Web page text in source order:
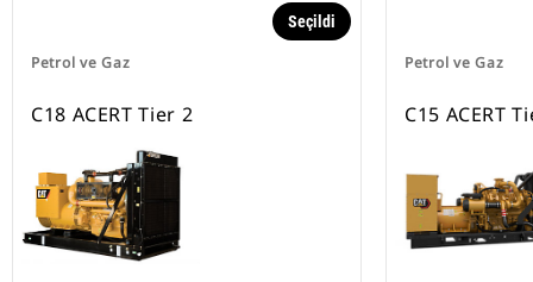
Petrol ve Gaz
Seçildi
C18 ACERT Tier 2
Petrol ve Gaz
C15 ACERT